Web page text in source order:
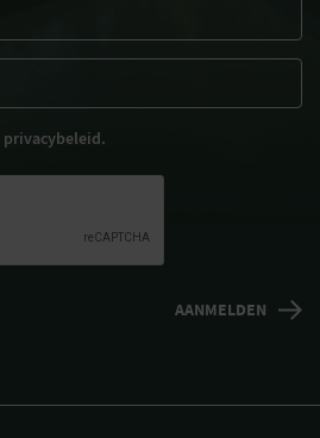
privacybeleid.